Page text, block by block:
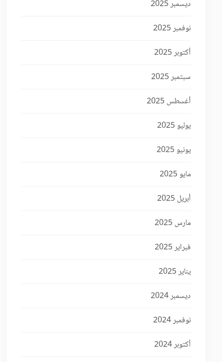
ديسمبر 2025
نوفمبر 2025
أكتوبر 2025
سبتمبر 2025
أغسطس 2025
يوليو 2025
يونيو 2025
مايو 2025
أبريل 2025
مارس 2025
فبراير 2025
يناير 2025
ديسمبر 2024
نوفمبر 2024
أكتوبر 2024